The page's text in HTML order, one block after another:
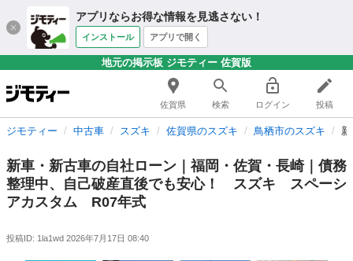
アプリならお得な情報を見逃さない！
インストール アプリで開く
地元の掲示板 ジモティー 佐賀版
佐賀県 検索 ログイン 投稿
ジモティー 中古車 スズキ 佐賀県のスズキ 鳥栖市のスズキ
新車・新古車の自社ローン｜福岡・佐賀・長崎｜債務
整理中、自己破産直後でも安心！ スズキ スペーシ
アカスタム R07年式
投稿ID: 1la1wd 2026年7月17日 08:40